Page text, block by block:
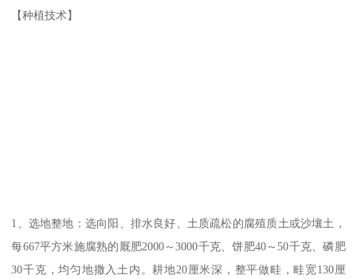
【种植技术】
1、选地整地：选向阳、排水良好、土质疏松的腐殖质土或沙壤土，
每667平方米施腐熟的厩肥2000～3000千克、饼肥40～50千克、磷肥
30千克，均匀地撒入土内。耕地20厘米深，整平做畦，畦宽130厘